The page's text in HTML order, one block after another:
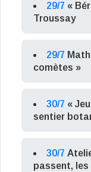
29/7 «
Troussay
29/7
comètes »
30/7 «
sentier
30/7
passent,